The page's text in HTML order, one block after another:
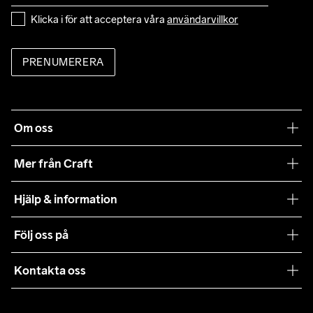
Klicka i för att acceptera våra användarvillkor
PRENUMERERA
Om oss
Mer från Craft
Teamwear
Hållbarhet
Samarbeten
Hjälp & information
Våra köpvillkor
Retur
Följ oss på
Kontakta oss